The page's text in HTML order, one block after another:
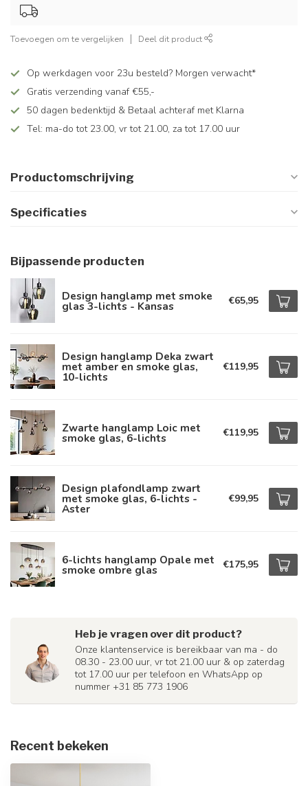
Toevoegen om te vergelijken Deel dit product
Op werkdagen voor 23u besteld? Morgen verwacht*
Gratis verzending vanaf €55,-
50 dagen bedenktijd & Betaal achteraf met Klarna
Tel: ma-do tot 23.00, vr tot 21.00, za tot 17.00 uur
Productomschrijving
Specificaties
Bijpassende producten
Design hanglamp met smoke
glas 3-lichts - Kansas €65,95
Design hanglamp Deka zwart
met amber en smoke glas,
10-lichts
€119,95
Zwarte hanglamp Loic met
smoke glas, 6-lichts €119,95
Design plafondlamp zwart
met smoke glas, 6-lichts -
Aster
€99,95
6-lichts hanglamp Opale met
smoke ombre glas €175,95
Heb je vragen over dit product?
Onze klantenservice is bereikbaar van ma - do
08.30 - 23.00 uur, vr tot 21.00 uur & op zaterdag
tot 17.00 uur per telefoon en WhatsApp op
nummer +31 85 773 1906
Recent bekeken